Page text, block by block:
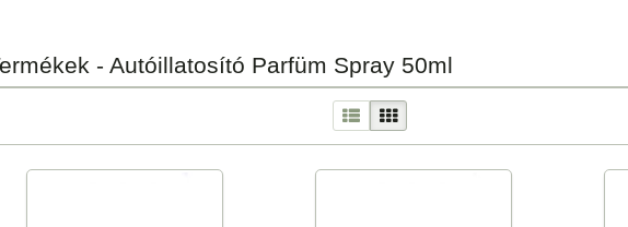
- Autóillatosító Parfüm Spray 50ml